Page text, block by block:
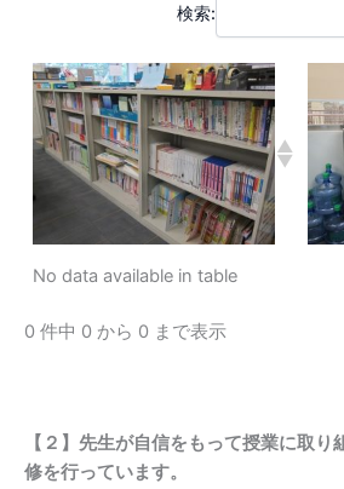
検索:
No data available in table
0 件中 0 から 0 まで表示
【２】先生が自信をもって授業に取
修を行っています。